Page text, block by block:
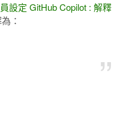
設定 GitHub Copilot : 解釋
：